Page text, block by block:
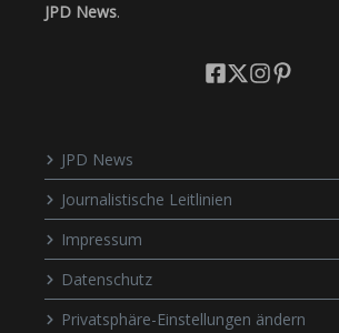
JPD News.
JPD News
Journalistische Leitlinien
Impressum
Datenschutz
Privatsphäre-Einstellungen ändern